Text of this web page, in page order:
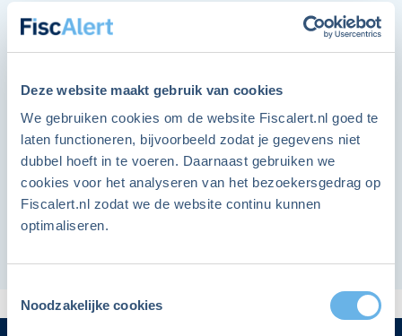
Deze website maakt gebruik van cookies
We gebruiken cookies om de website Fiscalert.nl goed te
laten functioneren, bijvoorbeeld zodat je gegevens niet
dubbel hoeft in te voeren. Daarnaast gebruiken we
cookies voor het analyseren van het bezoekersgedrag op
Fiscalert.nl zodat we de website continu kunnen
optimaliseren.
Noodzakelijke cookies
Checklist Slim en veilig
sparen
Ben je lid en heb je al een account?
Hier kun je inloggen